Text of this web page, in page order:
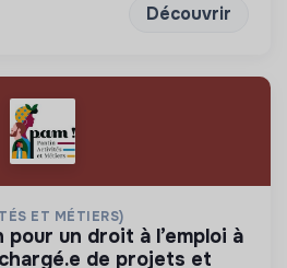
Découvrir
ET MÉTIERS)
de projets et